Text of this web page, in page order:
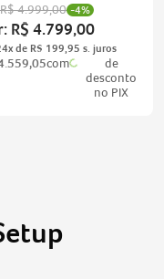
R$4.999,00 -4%
R$ 4.799,00
x de R$ 199 95
559,05com
de
desconto
no PIX